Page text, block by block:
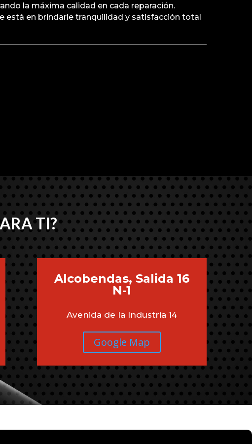
la máxima calidad en cada reparación.
está en brindarle tranquilidad y satisfacción total
TI?
Alcobendas, Salida 16
N-1
Avenida de la Industria 14
Google Map